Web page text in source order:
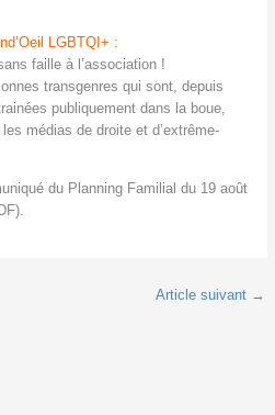
LGBTQI+ :
faille à l’association !
transgenres qui sont, depuis
publiquement dans la boue,
médias de droite et d’extrême-
du Planning Familial du 19 août
Article suivant →